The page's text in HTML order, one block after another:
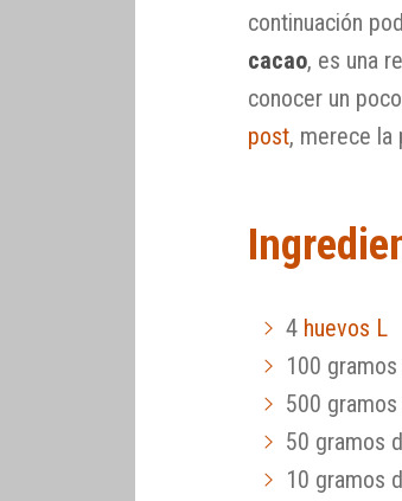
continuación
cacao, es una
conocer un
post, merece la
4 huevos L
100
500
50 gramos
10 gramos